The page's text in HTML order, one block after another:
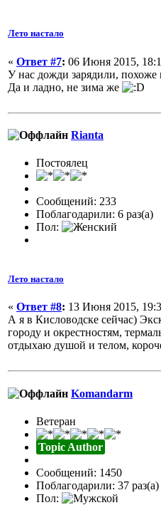
Лето настало
« Ответ #7: 06 Июня 2015,
У нас дожди зарядили, похоже
Да и ладно, не зима же
Rianta
Постоялец
Сообщений: 233
Поблагодарили: 6 раз(а)
Пол:
Лето настало
« Ответ #8: 13 Июня 2015,
А я в Кисловодске сейчас)
городу и окрестностям,
отдыхаю душой и телом,
Komandarm
Ветеран
Topic Author
Сообщений: 1450
Поблагодарили: 37 раз(а)
Пол: